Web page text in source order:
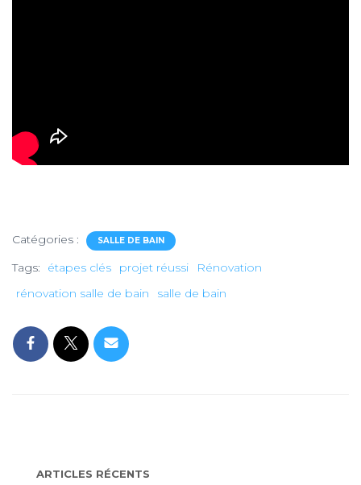
Catégories : SALLE DE BAIN
Tags: étapes clés projet réussi
Rénovation
rénovation salle de bain
salle de bain
ARTICLES RÉCENTS